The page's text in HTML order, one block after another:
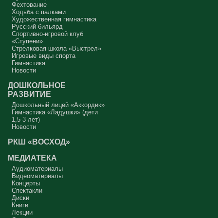
Фехтование
Ходьба с палками
Художественная гимнастика
Русский бильярд
Спортивно-игровой клуб
«Ступени»
Стрелковая школа «Выстрел»
Игровые виды спорта
Гимнастика
Новости
ДОШКОЛЬНОЕ
РАЗВИТИЕ
Дошкольный лицей «Аккордик»
Гимнастика «Ладушки» (дети
1,5-3 лет)
Новости
РКШ «ВОСХОД»
МЕДИАТЕКА
Аудиоматериалы
Видеоматериалы
Концерты
Спектакли
Диски
Книги
Лекции